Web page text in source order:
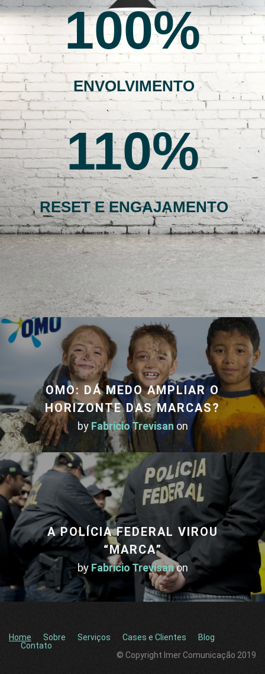
100
ENVOLVIMENTO
110
RESET E ENGAJAMENTO
OMO: DÁ MEDO AMPLIAR O
HORIZONTE DAS MARCAS?
by Fabricio Trevisanon
A POLÍCIA FEDERAL VIROU
“MARCA”
by Fabricio Trevisanon
Home Sobre Serviços Cases e Clientes
Blog
Contato
© Copyright Imer Comunicação 2019